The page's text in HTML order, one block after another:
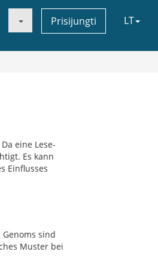
Prisijungti LT
eine Lese-
Es kann
Einflusses
sind
Muster bei